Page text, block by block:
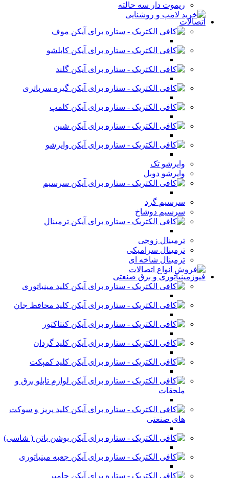
ریموت دار سه حالته
اتصالات
موف
کابلشو
گلند
گیره سرباتری
کلمپ
شین
وایرشو
وایرشو تک
وایرشو دوبل
سرسیم
سرسیم گرد
سرسیم دوشاخ
ترمینال
ترمینال زوجی
ترمینال سرامیکی
ترمینال شاخه ای
فیوزمینیاتوری و برق صنعتی
کلید مینیاتوری
کلید محافظ جان
کنتاکتور
کلید گردان
کلید کمپکت
لوازم تابلو برق و
ملحقات
کلید پریز و سوکت
های صنعتی
بوشن باتن ( شاسی)
جعبه مینیاتوری
جامپر